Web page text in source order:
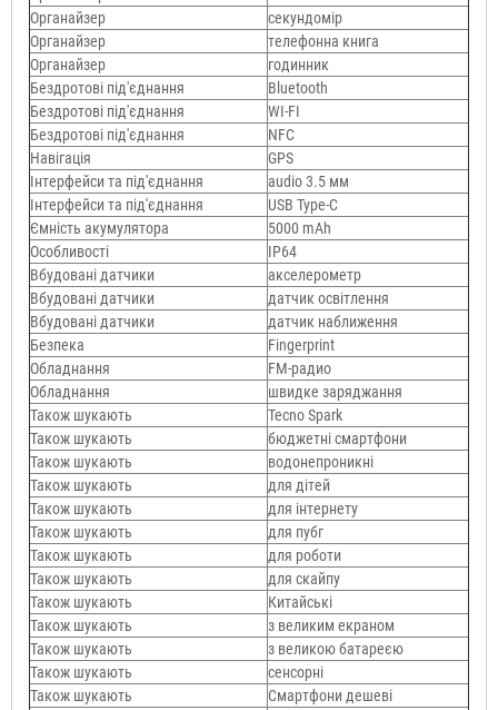
Органайзер
секундомір
Органайзер
телефонна книга
Органайзер
годинник
Бездротові під'єднання
Bluetooth
Бездротові під'єднання
WI-FI
Бездротові під'єднання
NFC
Навігація
GPS
Інтерфейси та під'єднання
audio 3.5 мм
Інтерфейси та під'єднання
USB Type-C
Ємність акумулятора
5000 mAh
Особливості
IP64
Вбудовані датчики
акселерометр
Вбудовані датчики
датчик освітлення
Вбудовані датчики
датчик наближення
Безпека
Fingerprint
Обладнання
FM-радио
Обладнання
швидке заряджання
Також шукають
Tecno Spark
Також шукають
бюджетні смартфони
Також шукають
водонепроникні
Також шукають
для дітей
Також шукають
для інтернету
Також шукають
для пубг
Також шукають
для роботи
Також шукають
для скайпу
Також шукають
Китайські
Також шукають
з великим екраном
Також шукають
з великою батареєю
Також шукають
сенсорні
Також шукають
Смартфони дешеві